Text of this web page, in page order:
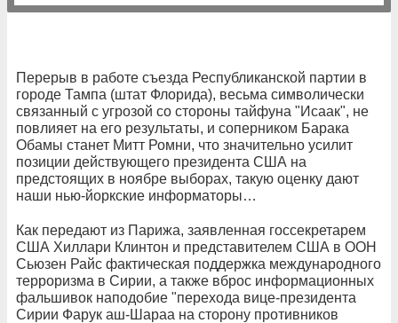
Перерыв в работе съезда Республиканской партии в
городе Тампа (штат Флорида), весьма символически
связанный с угрозой со стороны тайфуна "Исаак", не
повлияет на его результаты, и соперником Барака
Обамы станет Митт Ромни, что значительно усилит
позиции действующего президента США на
предстоящих в ноябре выборах, такую оценку дают
наши нью-йоркские информаторы…
Как передают из Парижа, заявленная госсекретарем
США Хиллари Клинтон и представителем США в ООН
Сьюзен Райс фактическая поддержка международного
терроризма в Сирии, а также вброс информационных
фальшивок наподобие "перехода вице-президента
Сирии Фарук аш-Шараа на сторону противников